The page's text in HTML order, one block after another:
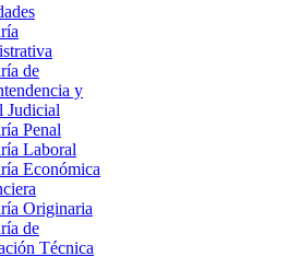
de
y
Judicial
Penal
Laboral
Económica
Originaria
de
Técnica